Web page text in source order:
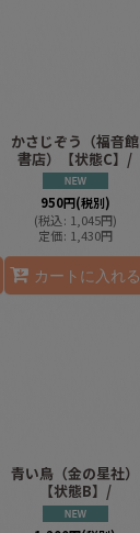
かさじぞう（福音館
書店）【状態C】/
950円(税別)
(税込: 1,045円)
定価: 1,430円
カートに入れる
青い鳥（金の星社）
【状態B】/